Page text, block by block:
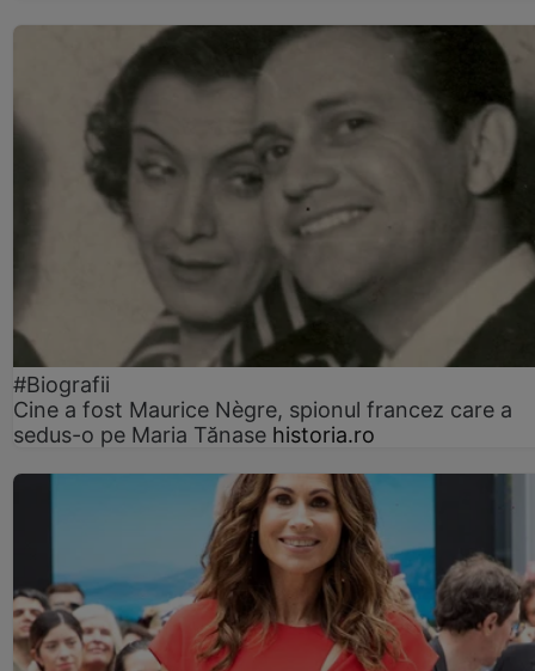
#Biografii
Cine a fost Maurice Nègre, spionul francez care a
sedus-o pe Maria Tănase historia.ro